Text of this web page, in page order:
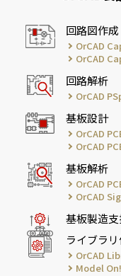
回路図作成
OrCAD
OrCAD
回路解析
OrCAD
基板設計
OrCAD
OrCAD
基板解析
OrCAD
OrCAD
基板製造
ライブラ
OrCAD
Model On!